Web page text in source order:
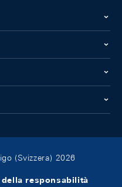
(Svizzera) 2026
responsabilità